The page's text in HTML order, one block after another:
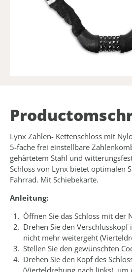
Lynx Zahlen- Kettenschloss mit
5-fache frei einstellbare
gehärtetem Stahl und
Schloss von Lynx bietet optimalen
Fahrrad. Mit Schiebekarte.
Anleitung:
Öffnen Sie das Schloss mit der
Drehen Sie den
nicht mehr weitergeht
Stellen Sie den gewünschten
Drehen Sie den Kopf des
(Vierteldrehung nach links), um